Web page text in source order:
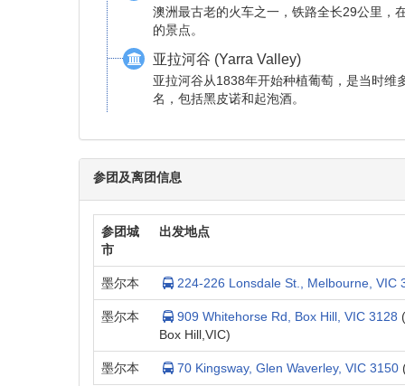
澳洲最古老的火车之一，铁路全长29公里，
的景点。
亚拉河谷 (Yarra Valley)
亚拉河谷从1838年开始种植葡萄，是当时
名，包括黑皮诺和起泡酒。
参团及离团信息
参团城
市
出发地点
墨尔本 224-226 Lonsdale St., Melbourne, VIC
墨尔本 909 Whitehorse Rd, Box Hill, VIC 3128
Box Hill,VIC)
墨尔本 70 Kingsway, Glen Waverley, VIC 3150